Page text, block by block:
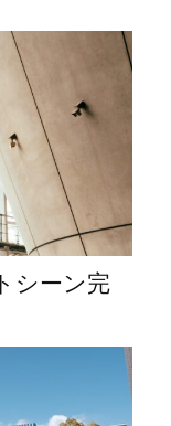
シーン完